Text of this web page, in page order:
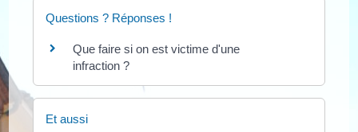
Questions ? Réponses !
Que faire si on est victime d'une
infraction ?
Et aussi